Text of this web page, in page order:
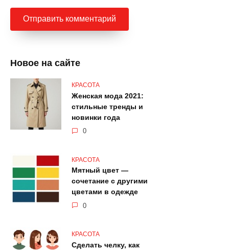
Новое на сайте
КРАСОТА
Женская мода 2021:
стильные тренды и
новинки года
0
КРАСОТА
Мятный цвет —
сочетание с другими
цветами в одежде
0
КРАСОТА
Сделать челку, как